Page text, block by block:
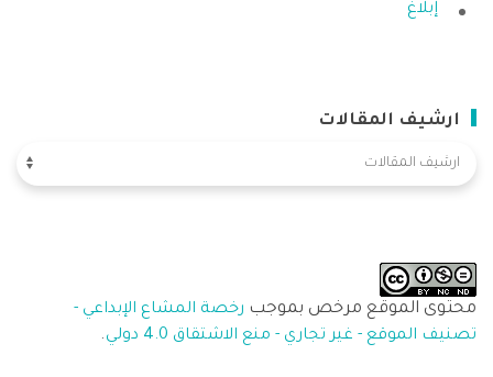
إبلاغ
ارشيف المقالات
محتوى الموقع مرخص بموجب رخصة المشاع الإبداعي -
تصنيف الموقع - غير تجاري - منع الاشتقاق 4.0 دولي
.